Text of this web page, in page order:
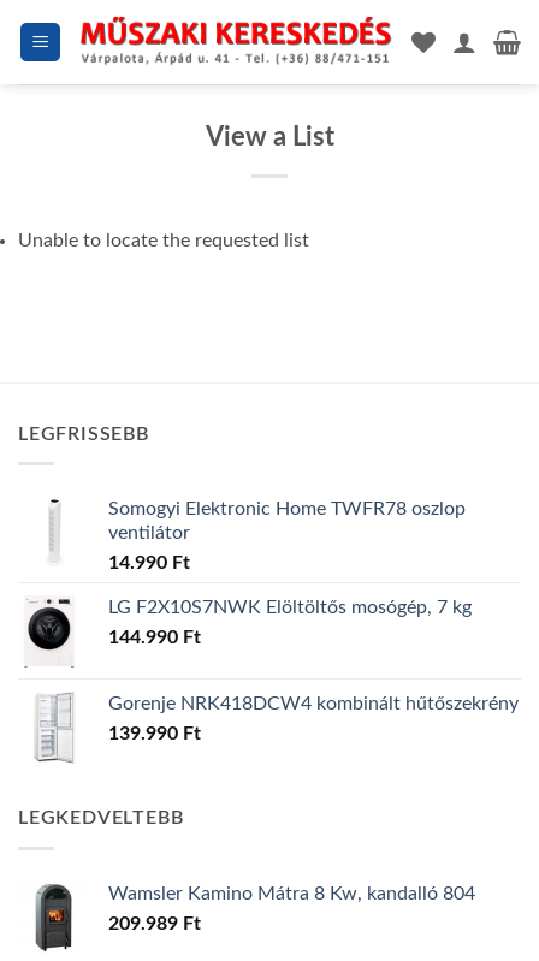
View a List
Unable to locate the requested list
LEGFRISSEBB
Somogyi Elektronic Home TWFR78 oszlop
ventilátor
14.990 Ft
LG F2X10S7NWK Elöltöltős mosógép, 7 kg
144.990 Ft
Gorenje NRK418DCW4 kombinált hűtőszekrény
139.990 Ft
LEGKEDVELTEBB
Wamsler Kamino Mátra 8 Kw, kandalló 804
209.989 Ft